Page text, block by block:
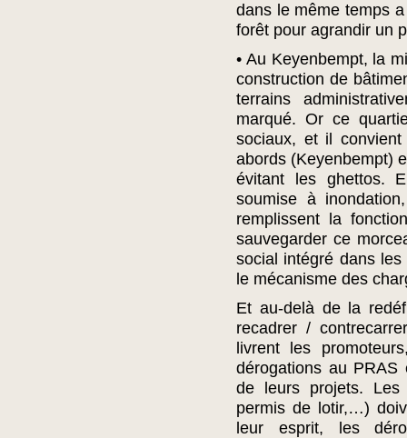
dans le même temps
forêt pour agrandir un
• Au Keyenbempt, la
construction de
terrains
marqué. Or ce
sociaux, et il
abords (Keyenbempt)
évitant les ghettos.
soumise à
remplissent la
sauvegarder ce
social intégré dans
le mécanisme des
Et au-delà de la
recadrer /
livrent les
dérogations au
de leurs projets.
permis de lotir,…)
leur esprit, les